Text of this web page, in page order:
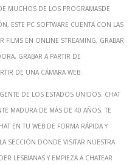
muchos de los programasde
este pc software cuenta con las
films en online streaming, grabar
grabar a partir de
de una cámara web.
de los Estados Unidos. Chat
madura de más de 40 años. Te
en tu web de forma rápida y
la sección donde visitar nuestra
lesbianas y empieza a chatear